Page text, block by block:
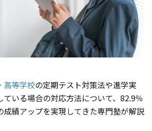
高等学校の定期テスト対策法や進学実
ている場合の対応方法について、82.9％
成績アップを実現してきた専門塾が解説